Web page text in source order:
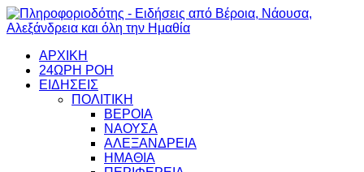
ΑΡΧΙΚΗ
24ΩΡΗ ΡΟΗ
ΕΙΔΗΣΕΙΣ
ΠΟΛΙΤΙΚΗ
ΒΕΡΟΙΑ
ΝΑΟΥΣΑ
ΑΛΕΞΑΝΔΡΕΙΑ
ΗΜΑΘΙΑ